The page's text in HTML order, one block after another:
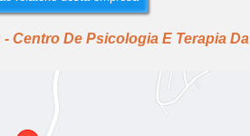
Centro De Psicologia E Terapia Da